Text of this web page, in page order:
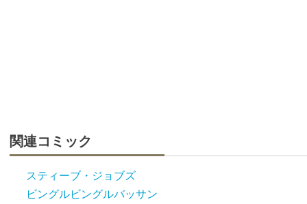
関連コミック
スティーブ・ジョブズ
ビングルビングルバッサン